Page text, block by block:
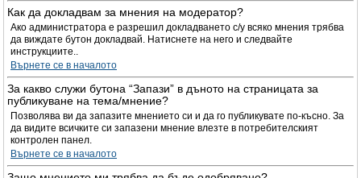
Как да докладвам за мнения на модератор?
Ако администратора е разрешил докладването с/у всяко мнения трябва
да виждате бутон докладвай. Натиснете на него и следвайте
инструкциите..
Върнете се в началото
За какво служи бутона “Запази” в дъното на страницата за
публикуване на тема/мнение?
Позволява ви да запазите мнението си и да го публикувате по-късно. За
да видите всичките си запазени мнение влезте в потребителският
контролен панел.
Върнете се в началото